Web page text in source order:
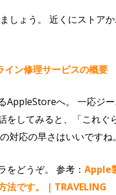
しょう。 近くにストア
イン修理サービスの概要
AppleStoreへ。 一応ジ
してみると、「これぐ
対応の早さはいいですね。
をどうぞ。 参考： Apple
法です。 | TRAVELING